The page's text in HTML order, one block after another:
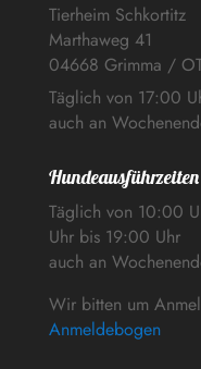
Tierheim Schkortitz
Marthaweg 41
04668 Grimma /
Täglich von 17:00
auch an
Hundeausführzeiten
Täglich von 10:00
Uhr bis 19:00 Uhr
auch an
Wir bitten um
Anmeldebogen